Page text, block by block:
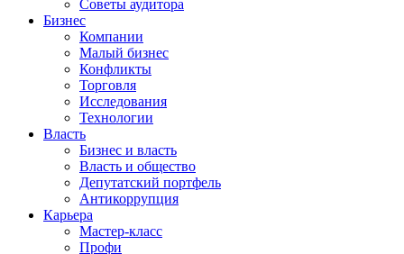
Советы аудитора
Бизнес
Компании
Малый бизнес
Конфликты
Торговля
Исследования
Технологии
Власть
Бизнес и власть
Власть и общество
Депутатский портфель
Антикоррупция
Карьера
Мастер-класс
Профи